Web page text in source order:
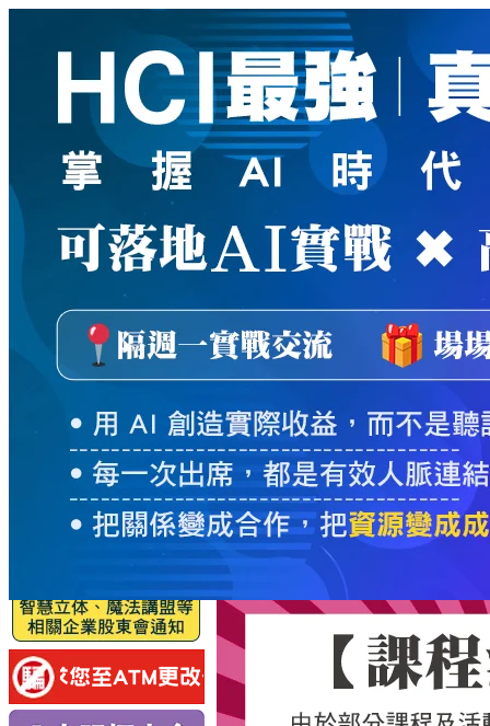
網
路
新
思
路